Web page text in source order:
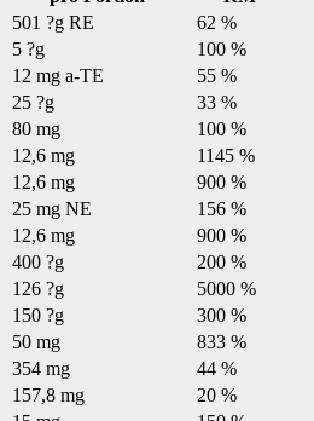
501 ?g RE
62 %
5 ?g
100 %
12 mg a-TE
55 %
25 ?g
33 %
80 mg
100 %
12,6 mg
1145 %
12,6 mg
900 %
25 mg NE
156 %
12,6 mg
900 %
400 ?g
200 %
126 ?g
5000 %
150 ?g
300 %
50 mg
833 %
354 mg
44 %
157,8 mg
20 %